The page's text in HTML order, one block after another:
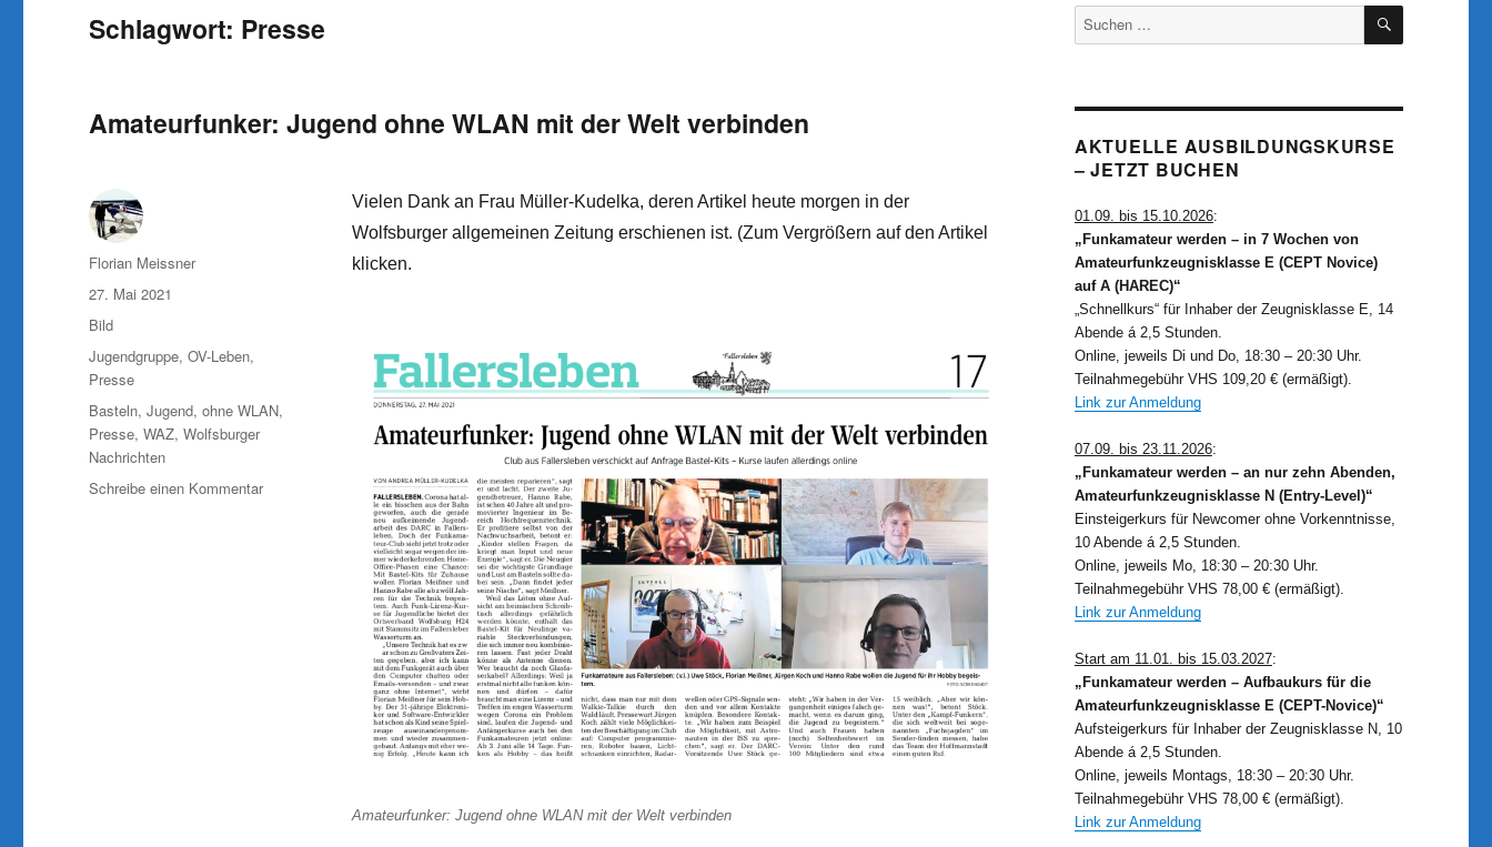
Schlagwort: Presse
Amateurfunker: Jugend ohne WLAN mit der Welt verbinden
Vielen Dank an Frau Müller-Kudelka, deren Artikel heute morgen in der
Wolfsburger allgemeinen Zeitung erschienen ist. (Zum Vergrößern auf den Artikel
klicken.
Amateurfunker: Jugend ohne WLAN mit der Welt verbinden
Autor
Florian Meissner
Veröffentlicht
am
27. Mai 2021
Format
Bild
Kategorien
Jugendgruppe,OV-Leben,
Presse
Schlagwörter
Basteln,Jugend,ohne WLAN,
Presse,WAZ,Wolfsburger
Nachrichten
Schreibe einen Kommentarzu
Suchen
nach:
SUCHEN
AKTUELLE AUSBILDUNGSKURSE
– JETZT BUCHEN
01.09. bis 15.10.2026:
„Funkamateur werden – in 7 Wochen von
Amateurfunkzeugnisklasse E (CEPT Novice)
auf A (HAREC)“
„Schnellkurs“ für Inhaber der Zeugnisklasse E, 14
Abende á 2,5 Stunden.
Online, jeweils Di und Do, 18:30 – 20:30 Uhr.
Teilnahmegebühr VHS 109,20 € (ermäßigt).
Link zur Anmeldung
07.09. bis 23.11.2026:
„Funkamateur werden – an nur zehn Abenden,
Amateurfunkzeugnisklasse N (Entry-Level)“
Einsteigerkurs für Newcomer ohne Vorkenntnisse,
10 Abende á 2,5 Stunden.
Online, jeweils Mo, 18:30 – 20:30 Uhr.
Teilnahmegebühr VHS 78,00 € (ermäßigt).
Link zur Anmeldung
Start am 11.01. bis 15.03.2027:
„Funkamateur werden – Aufbaukurs für die
Amateurfunkzeugnisklasse E (CEPT-Novice)“
Aufsteigerkurs für Inhaber der Zeugnisklasse N, 10
Abende á 2,5 Stunden.
Online, jeweils Montags, 18:30 – 20:30 Uhr.
Teilnahmegebühr VHS 78,00 € (ermäßigt).
Link zur Anmeldung